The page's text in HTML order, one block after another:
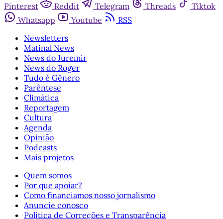
Pinterest
Reddit Telegram Threads
Tiktok
Whatsapp
Youtube
RSS
Newsletters
Matinal News
News do Juremir
News do Roger
Tudo é Gênero
Parêntese
Climática
Reportagem
Cultura
Agenda
Opinião
Podcasts
Mais projetos
Quem somos
Por que apoiar?
Como financiamos nosso jornalismo
Anuncie conosco
Política de Correções e Transparência